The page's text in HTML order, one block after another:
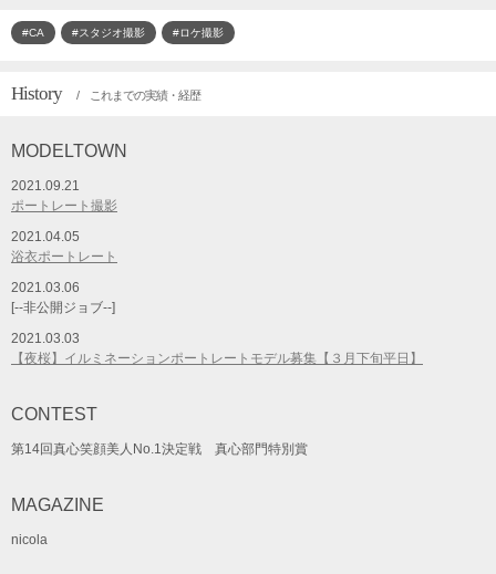
#CA #スタジオ撮影 #ロケ撮影
History / これまでの実績・経歴
MODELTOWN
2021.09.21
ポートレート撮影
2021.04.05
浴衣ポートレート
2021.03.06
[--非公開ジョブ--]
2021.03.03
【夜桜】イルミネーションポートレートモデル募集【３月下旬平日】
CONTEST
第14回真心笑顔美人No.1決定戦 真心部門特別賞
MAGAZINE
nicola